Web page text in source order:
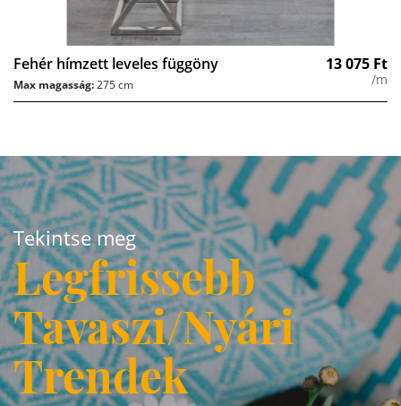
Fehér hímzett leveles függöny 13 075 Ft
/m
Max magasság:275 cm
Tekintse meg
Legfrissebb
Tavaszi/Nyári
Trendek